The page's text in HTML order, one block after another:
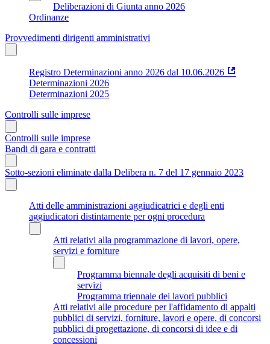
Deliberazioni di Giunta anno 2026
Ordinanze
Provvedimenti dirigenti amministrativi
Registro Determinazioni anno 2026 dal 10.06.2026
Determinazioni 2026
Determinazioni 2025
Controlli sulle imprese
Controlli sulle imprese
Bandi di gara e contratti
Sotto-sezioni eliminate dalla Delibera n. 7 del 17 gennaio 2023
Atti delle amministrazioni aggiudicatrici e degli enti
aggiudicatori distintamente per ogni procedura
Atti relativi alla programmazione di lavori, opere,
servizi e forniture
Programma biennale degli acquisiti di beni e
servizi
Programma triennale dei lavori pubblici
Atti relativi alle procedure per l'affidamento di appalti
pubblici di servizi, forniture, lavori e opere, di concorsi
pubblici di progettazione, di concorsi di idee e di
concessioni